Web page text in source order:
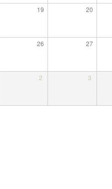
19 20
26 27
2 3